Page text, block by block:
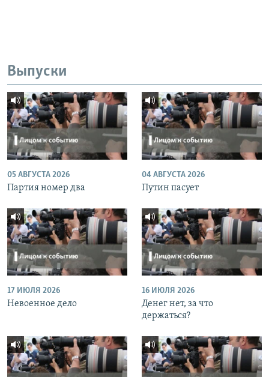
Выпуски
05 АВГУСТА 2026
Партия номер два
04 АВГУСТА 2026
Путин пасует
17 ИЮЛЯ 2026
Невоенное дело
16 ИЮЛЯ 2026
Денег нет, за что
держаться?